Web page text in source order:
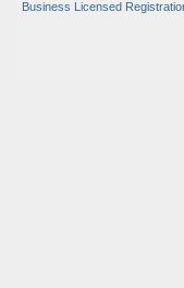
Business Licensed